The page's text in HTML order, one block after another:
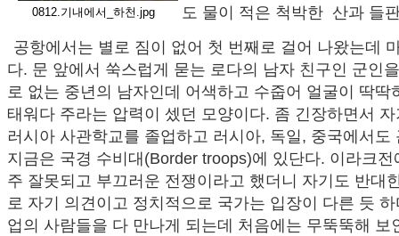
0812.기내에서_하천.jpg
도 물이 적은 척박한 산과 들
공항에서는 별로 짐이 없어 첫 번째로 걸어 나왔는데
다. 문 앞에서 쑥스럽게 묻는 로다의 남자 친구인 군인
로 없는 중년의 남자인데 어색하고 수줍어 얼굴이 딱딱
태워다 주라는 압력이 셌던 모양이다. 좀 긴장하면서
러시아 사관학교를 졸업하고 러시아, 독일, 중국에서도
지금은 국경 수비대(Border troops)에 있단다. 이라크
주 잘못되고 부끄러운 전쟁이라고 했더니 자기도 반대
로 자기 의견이고 정치적으로 국가는 입장이 다른 듯
업의 사람들을 다 만나게 되는데 처음에는 무뚝뚝해 보